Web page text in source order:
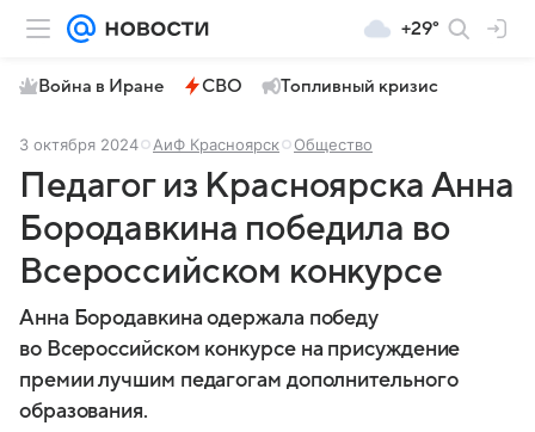
+29°
Война в Иране СВО Топливный кризис
3 октября 2024 АиФ Красноярск Общество
Педагог из Красноярска Анна
Бородавкина победила во
Всероссийском конкурсе
Анна Бородавкина одержала победу
во Всероссийском конкурсе на присуждение
премии лучшим педагогам дополнительного
образования.